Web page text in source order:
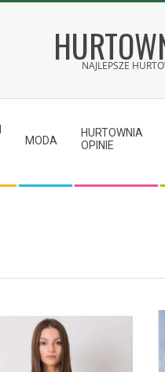
NAJLEPSZE
MODA
HURTOWNIA
OPINIE